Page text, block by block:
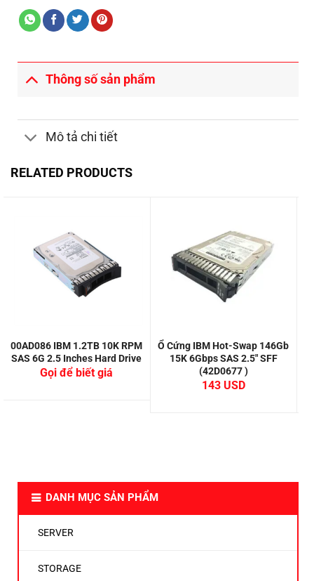
DANH MỤC SẢN PHẨM
SERVER
STORAGE
Thông số sản phẩm
Mô tả chi tiết
RELATED PRODUCTS
00AD086 IBM 1.2TB 10K RPM
SAS 6G 2.5 Inches Hard Drive
Gọi để biết giá
Ổ Cứng IBM Hot-Swap 146Gb
15K 6Gbps SAS 2.5″ SFF
(42D0677 )
143